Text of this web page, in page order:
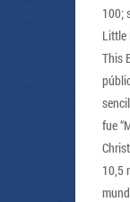
100;
Little
This
fue
10,5